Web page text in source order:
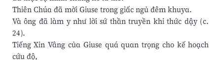
Thiên Chúa đã mời Giuse trong giấc ngủ đêm khuya.
Và ông đã làm y như lời sứ thần truyền khi thức dậy (c.
24).
Tiếng Xin Vâng của Giuse quá quan trọng cho kế hoạch
cứu độ,